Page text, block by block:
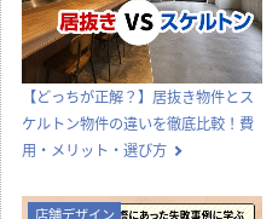
オフィス移転の内装工事で失敗しな
いためのポイント！費用相場やスケ